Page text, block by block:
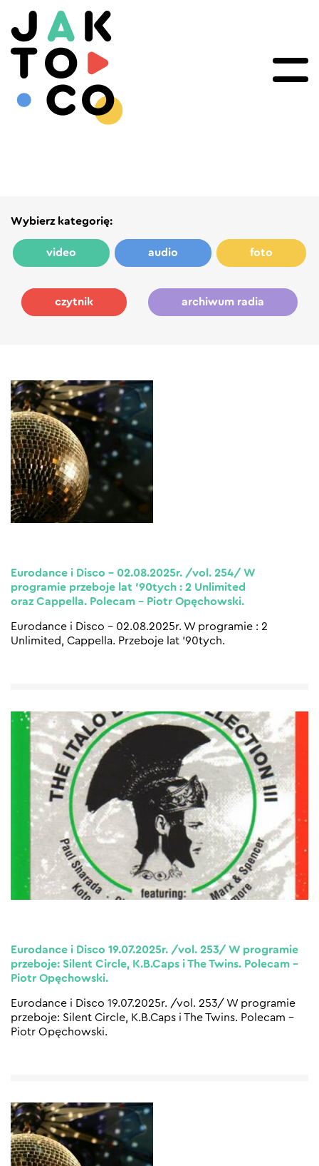
Wybierz kategorię:
video audio foto
czytnik archiwum radia
Eurodance i Disco – 02.08.2025r. /vol. 254/ W
programie przeboje lat ’90tych : 2 Unlimited
oraz Cappella. Polecam – Piotr Opęchowski.
Eurodance i Disco – 02.08.2025r. W programie : 2
Unlimited, Cappella. Przeboje lat ’90tych.
Eurodance i Disco 19.07.2025r. /vol. 253/ W programie
przeboje: Silent Circle, K.B.Caps i The Twins. Polecam –
Piotr Opęchowski.
Eurodance i Disco 19.07.2025r. /vol. 253/ W programie
przeboje: Silent Circle, K.B.Caps i The Twins. Polecam –
Piotr Opęchowski.